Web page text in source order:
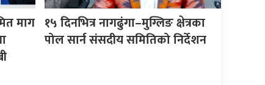
माग १५ दिनभित्र नागढुंगा–मुग्लिङ क्षेत्रका
पोल सार्न संसदीय समितिको निर्देशन